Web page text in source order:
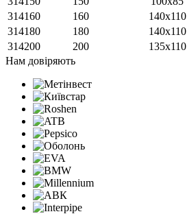
314160
160 140x110
314180
180 140x110
314200
200 135x110
Нам довіряють